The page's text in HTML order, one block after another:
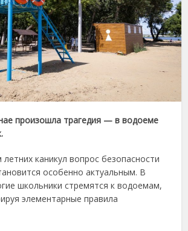
произошла трагедия — в водоеме
каникул вопрос безопасности
особенно актуальным. В
школьники стремятся к водоемам,
элементарные правила